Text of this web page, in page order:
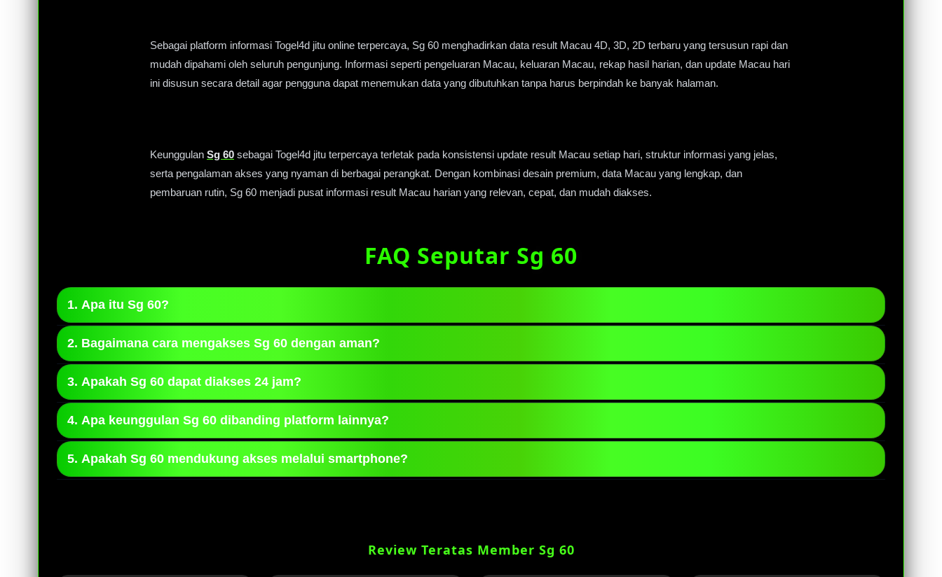
Sebagai platform informasi Togel4d jitu online terpercaya, Sg 60 menghadirkan data result Macau 4D, 3D, 2D terbaru yang tersusun rapi dan
mudah dipahami oleh seluruh pengunjung. Informasi seperti pengeluaran Macau, keluaran Macau, rekap hasil harian, dan update Macau hari
ini disusun secara detail agar pengguna dapat menemukan data yang dibutuhkan tanpa harus berpindah ke banyak halaman.
Keunggulan Sg 60 sebagai Togel4d jitu terpercaya terletak pada konsistensi update result Macau setiap hari, struktur informasi yang jelas,
serta pengalaman akses yang nyaman di berbagai perangkat. Dengan kombinasi desain premium, data Macau yang lengkap, dan
pembaruan rutin, Sg 60 menjadi pusat informasi result Macau harian yang relevan, cepat, dan mudah diakses.
FAQ Seputar Sg 60
1. Apa itu Sg 60?
Sg 60 adalah sebuah platform online yang menyediakan berbagai informasi dan layanan digital yang dapat diakses dengan mudah melalui
perangkat desktop maupun mobile.
2. Bagaimana cara mengakses Sg 60 dengan aman?
Pengguna dapat mengakses Sg 60 melalui domain resmi yang aktif dan memastikan koneksi internet yang digunakan stabil agar
pengalaman akses menjadi lebih lancar.
3. Apakah Sg 60 dapat diakses 24 jam?
Ya, Sg 60 dirancang untuk dapat diakses kapan saja selama 24 jam sehingga pengguna dapat memperoleh informasi dan layanan yang
tersedia tanpa batasan waktu.
4. Apa keunggulan Sg 60 dibanding platform lainnya?
Sg 60 menawarkan tampilan yang responsif, proses akses yang cepat, serta pembaruan informasi secara berkala untuk memberikan
pengalaman pengguna yang lebih nyaman.
5. Apakah Sg 60 mendukung akses melalui smartphone?
Review Teratas Member Sg 60